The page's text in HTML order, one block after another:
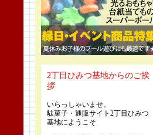
2丁目ひみつ基地からのご挨
拶
いらっしゃいませ。
駄菓子・通販サイト2丁目ひみつ
基地にようこそ